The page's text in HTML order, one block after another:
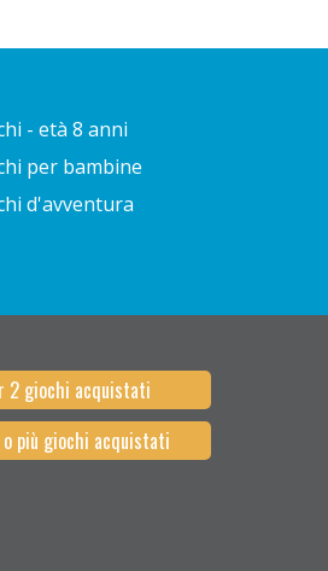
- età 8 anni
per bambine
d'avventura
2 giochi acquistati
più giochi acquistati